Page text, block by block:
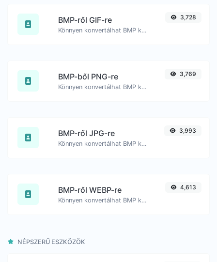
BMP-ről GIF-re
Könnyen konvertálhat BMP képfájlokat GIF formátumba.
3,728
BMP-ből PNG-re
Könnyen konvertálhat BMP képfájlokat PNG formátumba.
3,769
BMP-ről JPG-re
Könnyen konvertálhat BMP képfájlokat JPG formátumba.
3,993
BMP-ről WEBP-re
Könnyen konvertálhat BMP képfájlokat WEBP formátumba.
4,613
NÉPSZERŰ ESZKÖZÖK